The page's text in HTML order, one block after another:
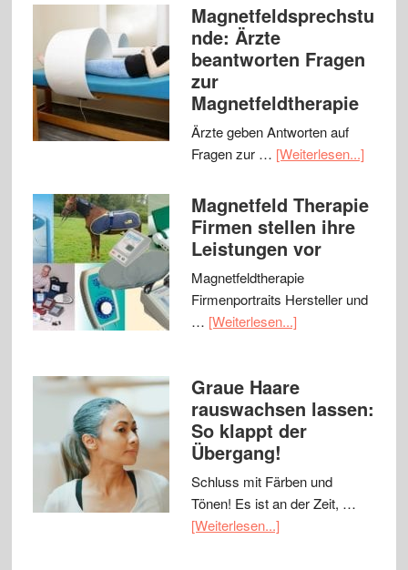
Magnetfeldsprechstu
nde: Ärzte
beantworten Fragen
zur
Magnetfeldtherapie
Ärzte geben Antworten auf
Fragen zur … [Weiterlesen...]
Magnetfeld Therapie
Firmen stellen ihre
Leistungen vor
Magnetfeldtherapie
Firmenportraits Hersteller und
… [Weiterlesen...]
Graue Haare
rauswachsen lassen:
So klappt der
Übergang!
Schluss mit Färben und
Tönen! Es ist an der Zeit, …
[Weiterlesen...]